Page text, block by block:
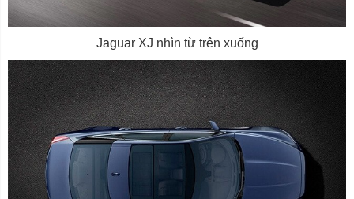
Jaguar XJ nhìn từ trên xuống